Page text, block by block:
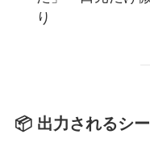
り
📦 出力されるシ